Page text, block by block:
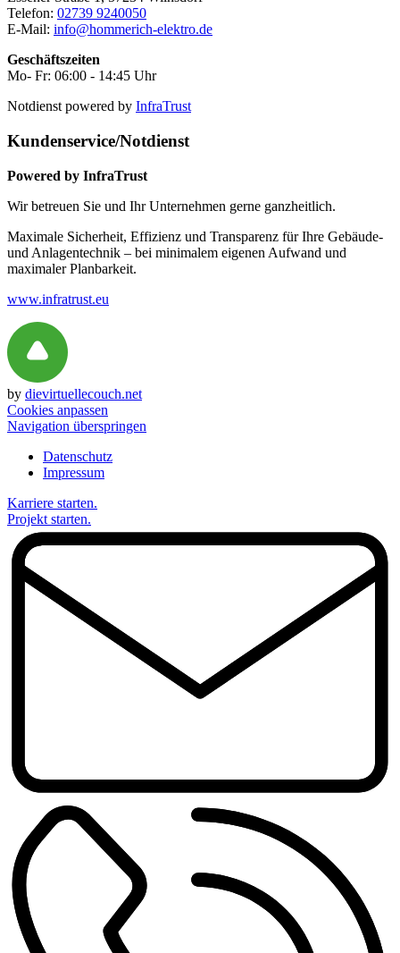
Telefon: 02739 9240050
E-Mail: info@hommerich-elektro.de
Geschäftszeiten
Mo- Fr: 06:00 - 14:45 Uhr
Notdienst powered by InfraTrust
Kundenservice/Notdienst
Powered by InfraTrust
Wir betreuen Sie und Ihr Unternehmen gerne ganzheitlich.
Maximale Sicherheit, Effizienz und Transparenz für Ihre Gebäude-
und Anlagentechnik – bei minimalem eigenen Aufwand und
maximaler Planbarkeit.
www.infratrust.eu
by dievirtuellecouch.net
Cookies anpassen
Navigation überspringen
Datenschutz
Impressum
Karriere starten.
Projekt starten.